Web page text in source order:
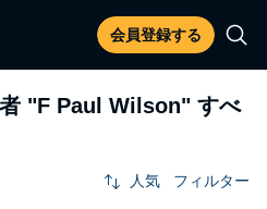
会員登録する
"F Paul Wilson" すべ
人気 フィルター